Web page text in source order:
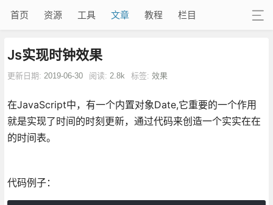
首页 资源 工具 文章 教程 栏目
Js实现时钟效果
更新日期: 2019-06-30 阅读: 2.8k 标签: 效果
在JavaScript中，有一个内置对象Date,它重要的一个作用
就是实现了时间的时刻更新，通过代码来创造一个实实在在
的时间表。
代码例子：